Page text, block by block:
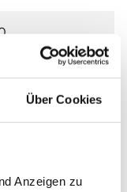
Über Cookies
Anzeigen zu
h
(ISO 228-1) M